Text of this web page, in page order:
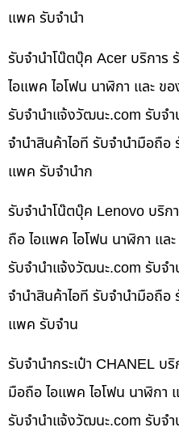
แพค รับจำนำ
รับจำนำโน๊ตบุ๊ค Acer บริการ
ไอแพค ไอโฟน นาฬิกา และ ข
รับจํานําแจ้งวัฒนะ.com รับจ
จำนำสินค้าไอที รับจำนำมือถือ
แพค รับจำนำก
รับจำนำโน๊ตบุ๊ค Lenovo บริก
ถือ ไอแพค ไอโฟน นาฬิกา แล
รับจํานําแจ้งวัฒนะ.com รับจ
จำนำสินค้าไอที รับจำนำมือถือ
แพค รับจำน
รับจำนำกระเป๋า CHANEL บ
มือถือ ไอแพค ไอโฟน นาฬิกา
รับจํานําแจ้งวัฒนะ.com รับจำ